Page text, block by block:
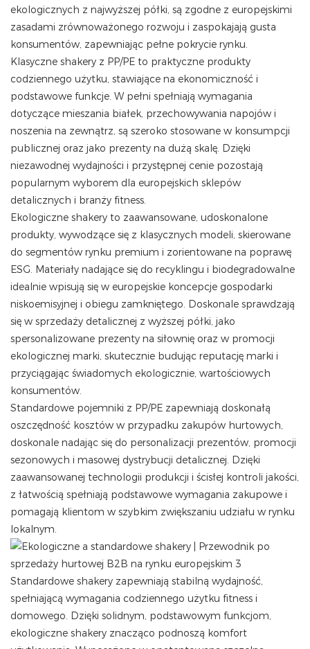
ekologicznych z najwyższej półki, są zgodne z europejskimi
zasadami zrównoważonego rozwoju i zaspokajają gusta
konsumentów, zapewniając pełne pokrycie rynku.
Klasyczne shakery z PP/PE to praktyczne produkty
codziennego użytku, stawiające na ekonomiczność i
podstawowe funkcje. W pełni spełniają wymagania
dotyczące mieszania białek, przechowywania napojów i
noszenia na zewnątrz, są szeroko stosowane w konsumpcji
publicznej oraz jako prezenty na dużą skalę. Dzięki
niezawodnej wydajności i przystępnej cenie pozostają
popularnym wyborem dla europejskich sklepów
detalicznych i branży fitness.
Ekologiczne shakery to zaawansowane, udoskonalone
produkty, wywodzące się z klasycznych modeli, skierowane
do segmentów rynku premium i zorientowane na poprawę
ESG. Materiały nadające się do recyklingu i biodegradowalne
idealnie wpisują się w europejskie koncepcje gospodarki
niskoemisyjnej i obiegu zamkniętego. Doskonale sprawdzają
się w sprzedaży detalicznej z wyższej półki, jako
spersonalizowane prezenty na siłownię oraz w promocji
ekologicznej marki, skutecznie budując reputację marki i
przyciągając świadomych ekologicznie, wartościowych
konsumentów.
Standardowe pojemniki z PP/PE zapewniają doskonałą
oszczędność kosztów w przypadku zakupów hurtowych,
doskonale nadając się do personalizacji prezentów, promocji
sezonowych i masowej dystrybucji detalicznej. Dzięki
zaawansowanej technologii produkcji i ścisłej kontroli jakości,
z łatwością spełniają podstawowe wymagania zakupowe i
pomagają klientom w szybkim zwiększaniu udziału w rynku
lokalnym.
Standardowe shakery zapewniają stabilną wydajność,
spełniającą wymagania codziennego użytku fitness i
domowego. Dzięki solidnym, podstawowym funkcjom,
ekologiczne shakery znacząco podnoszą komfort